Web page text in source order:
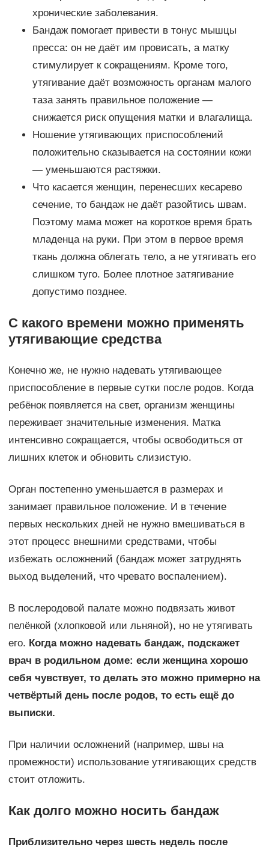
хронические заболевания.
Бандаж помогает привести в тонус мышцы
пресса: он не даёт им провисать, а матку
стимулирует к сокращениям. Кроме того,
утягивание даёт возможность органам малого
таза занять правильное положение —
снижается риск опущения матки и влагалища.
Ношение утягивающих приспособлений
положительно сказывается на состоянии кожи
— уменьшаются растяжки.
Что касается женщин, перенесших кесарево
сечение, то бандаж не даёт разойтись швам.
Поэтому мама может на короткое время брать
младенца на руки. При этом в первое время
ткань должна облегать тело, а не утягивать его
слишком туго. Более плотное затягивание
допустимо позднее.
С какого времени можно применять
утягивающие средства
Конечно же, не нужно надевать утягивающее
приспособление в первые сутки после родов. Когда
ребёнок появляется на свет, организм женщины
переживает значительные изменения. Матка
интенсивно сокращается, чтобы освободиться от
лишних клеток и обновить слизистую.
Орган постепенно уменьшается в размерах и
занимает правильное положение. И в течение
первых нескольких дней не нужно вмешиваться в
этот процесс внешними средствами, чтобы
избежать осложнений (бандаж может затруднять
выход выделений, что чревато воспалением).
В послеродовой палате можно подвязать живот
пелёнкой (хлопковой или льняной), но не утягивать
его. Когда можно надевать бандаж, подскажет
врач в родильном доме: если женщина хорошо
себя чувствует, то делать это можно примерно на
четвёртый день после родов, то есть ещё до
выписки.
При наличии осложнений (например, швы на
промежности) использование утягивающих средств
стоит отложить.
Как долго можно носить бандаж
Приблизительно через шесть недель после